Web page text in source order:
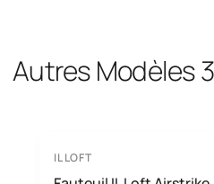
Autres Modèles
IL LOFT